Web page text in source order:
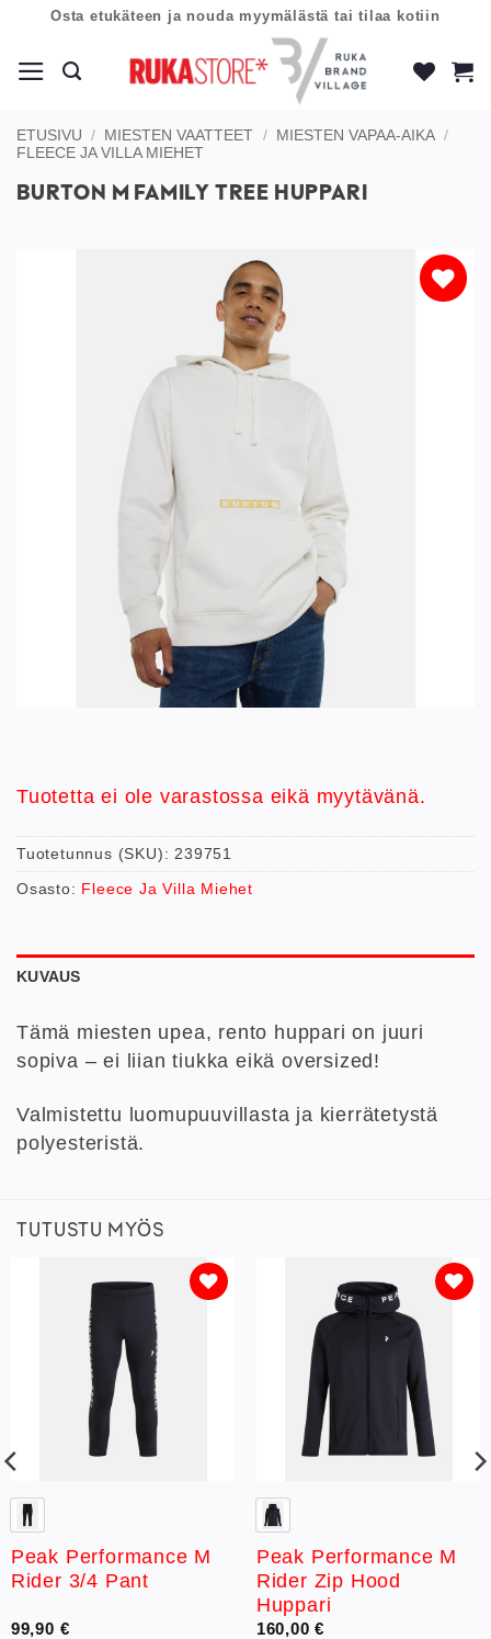
content
Osta etukäteen ja nouda myymälästä tai tilaa kotiin
ETUSIVU / MIESTEN VAATTEET / MIESTEN VAPAA-AIKA /
FLEECE JA VILLA MIEHET
BURTON M FAMILY TREE HUPPARI
Tuotetta ei ole varastossa eikä myytävänä.
Tuotetunnus (SKU): 239751
Osasto: Fleece Ja Villa Miehet
KUVAUS
Tämä miesten upea, rento huppari on juuri
sopiva – ei liian tiukka eikä oversized!
Valmistettu luomupuuvillasta ja kierrätetystä
polyesteristä.
TUTUSTU MYÖS
toivelistaan
Peak Performance M
Rider 3/4 Pant
99,90 €
Lisää
toivelistaan
Peak Performance M
Rider Zip Hood
Huppari
160,00€